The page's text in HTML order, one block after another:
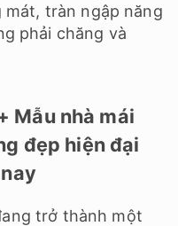
tràn ngập năng
phải chăng và
Mẫu nhà mái
đẹp hiện đại
trở thành một